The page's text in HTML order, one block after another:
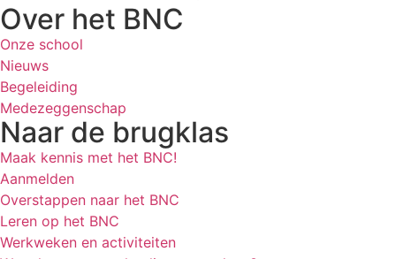
Over het BNC
Onze school
Nieuws
Begeleiding
Medezeggenschap
Naar de brugklas
Maak kennis met het BNC!
Aanmelden
Overstappen naar het BNC
Leren op het BNC
Werkweken en activiteiten